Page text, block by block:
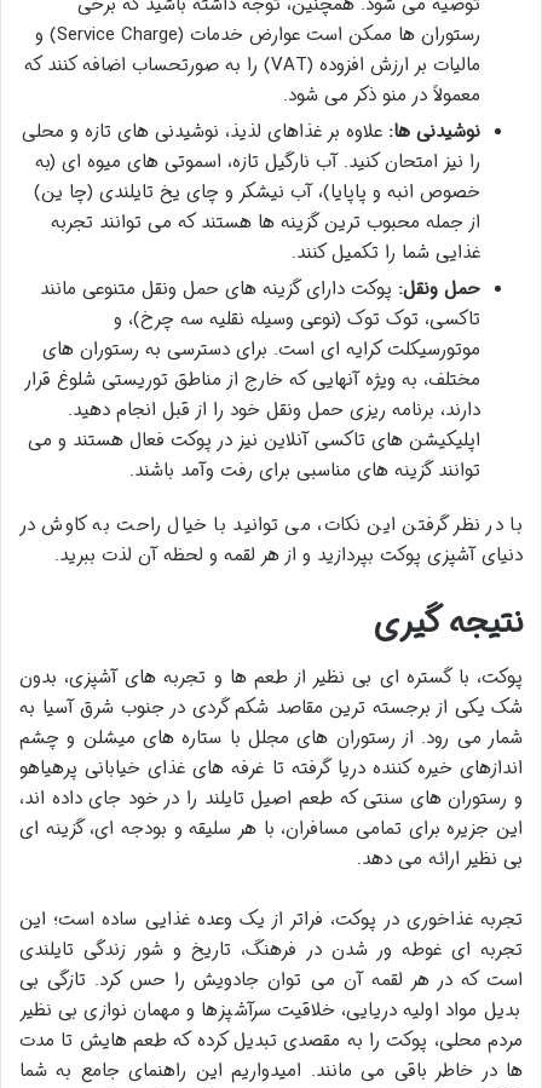
رستوران ها ممکن است عوارض خدمات (Service Charge) و
مالیات بر ارزش افزوده (VAT) را به صورتحساب اضافه کنند که
معمولاً در منو ذکر می شود.
نوشیدنی ها: علاوه بر غذاهای لذیذ، نوشیدنی های تازه و محلی
را نیز امتحان کنید. آب نارگیل تازه، اسموتی های میوه ای (به
خصوص انبه و پاپایا)، آب نیشکر و چای یخ تایلندی (چا ین)
از جمله محبوب ترین گزینه ها هستند که می توانند تجربه
غذایی شما را تکمیل کنند.
حمل ونقل: پوکت دارای گزینه های حمل ونقل متنوعی مانند
تاکسی، توک توک (نوعی وسیله نقلیه سه چرخ)، و
موتورسیکلت کرایه ای است. برای دسترسی به رستوران های
مختلف، به ویژه آنهایی که خارج از مناطق توریستی شلوغ قرار
دارند، برنامه ریزی حمل ونقل خود را از قبل انجام دهید.
اپلیکیشن های تاکسی آنلاین نیز در پوکت فعال هستند و می
توانند گزینه های مناسبی برای رفت وآمد باشند.
با در نظر گرفتن این نکات، می توانید با خیال راحت به کاوش در
دنیای آشپزی پوکت بپردازید و از هر لقمه و لحظه آن لذت ببرید.
نتیجه گیری
پوکت، با گستره ای بی نظیر از طعم ها و تجربه های آشپزی، بدون
شک یکی از برجسته ترین مقاصد شکم گردی در جنوب شرق آسیا به
شمار می رود. از رستوران های مجلل با ستاره های میشلن و چشم
اندازهای خیره کننده دریا گرفته تا غرفه های غذای خیابانی پرهیاهو
و رستوران های سنتی که طعم اصیل تایلند را در خود جای داده اند،
این جزیره برای تمامی مسافران، با هر سلیقه و بودجه ای، گزینه ای
بی نظیر ارائه می دهد.
تجربه غذاخوری در پوکت، فراتر از یک وعده غذایی ساده است؛ این
تجربه ای غوطه ور شدن در فرهنگ، تاریخ و شور زندگی تایلندی
است که در هر لقمه آن می توان جادویش را حس کرد. تازگی بی
بدیل مواد اولیه دریایی، خلاقیت سرآشپزها و مهمان نوازی بی نظیر
مردم محلی، پوکت را به مقصدی تبدیل کرده که طعم هایش تا مدت
ها در خاطر باقی می مانند. امیدواریم این راهنمای جامع به شما